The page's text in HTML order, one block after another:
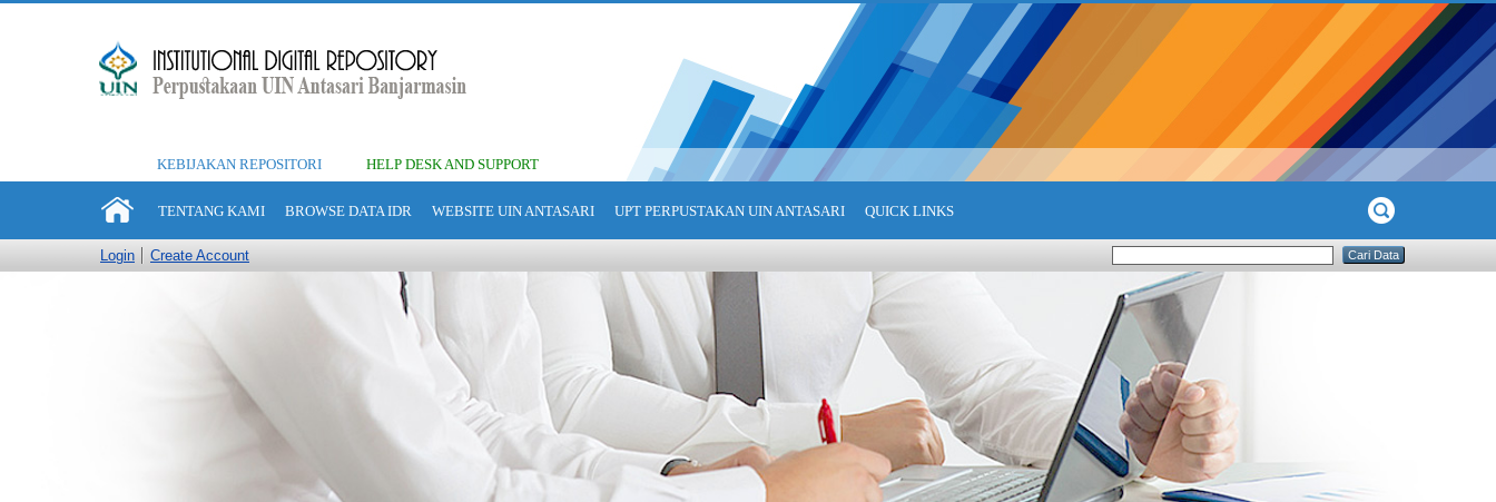
KEBIJAKAN REPOSITORI HELP DESK AND SUPPORT
TENTANG KAMI BROWSE DATA IDR WEBSITE UIN ANTASARI UPT PERPUSTAKAN UIN ANTASARI QUICK LINKS
Login Create Account